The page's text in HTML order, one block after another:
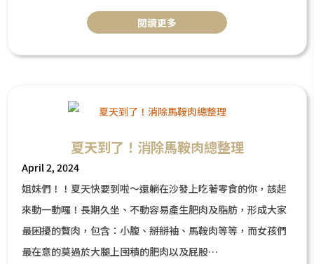
以時下熱門醫美療程來修飾梨形身材，讓你擁有完美曲線！
閲讀更多
夏天到了！消除馬鞍肉總整理
April 2, 2024
姐妹們！！夏天快要到啦～還躺在沙發上吃著零食的你，該起
來動一動囉！長期久坐、不動容易產生肥肉及脂肪，形成大家
最困擾的贅肉，包含：小腹、掰掰袖、馬鞍肉等等，而女孩們
最在意的莫過於大腿上囤積的肥肉以及屁股